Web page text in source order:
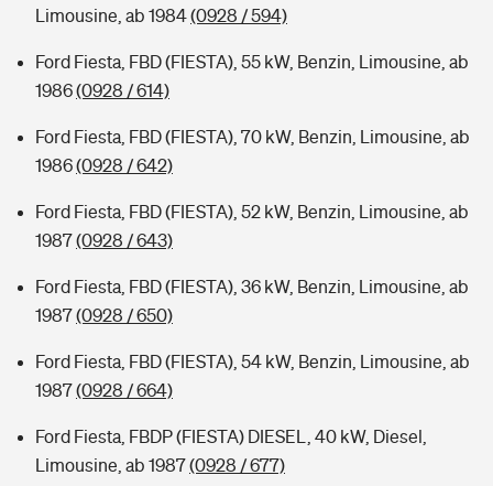
Limousine, ab 1984(0928 / 594)
Ford Fiesta, FBD (FIESTA), 55 kW, Benzin, Limousine, ab
1986(0928 / 614)
Ford Fiesta, FBD (FIESTA), 70 kW, Benzin, Limousine, ab
1986(0928 / 642)
Ford Fiesta, FBD (FIESTA), 52 kW, Benzin, Limousine, ab
1987(0928 / 643)
Ford Fiesta, FBD (FIESTA), 36 kW, Benzin, Limousine, ab
1987(0928 / 650)
Ford Fiesta, FBD (FIESTA), 54 kW, Benzin, Limousine, ab
1987(0928 / 664)
Ford Fiesta, FBDP (FIESTA) DIESEL, 40 kW, Diesel,
Limousine, ab 1987(0928 / 677)